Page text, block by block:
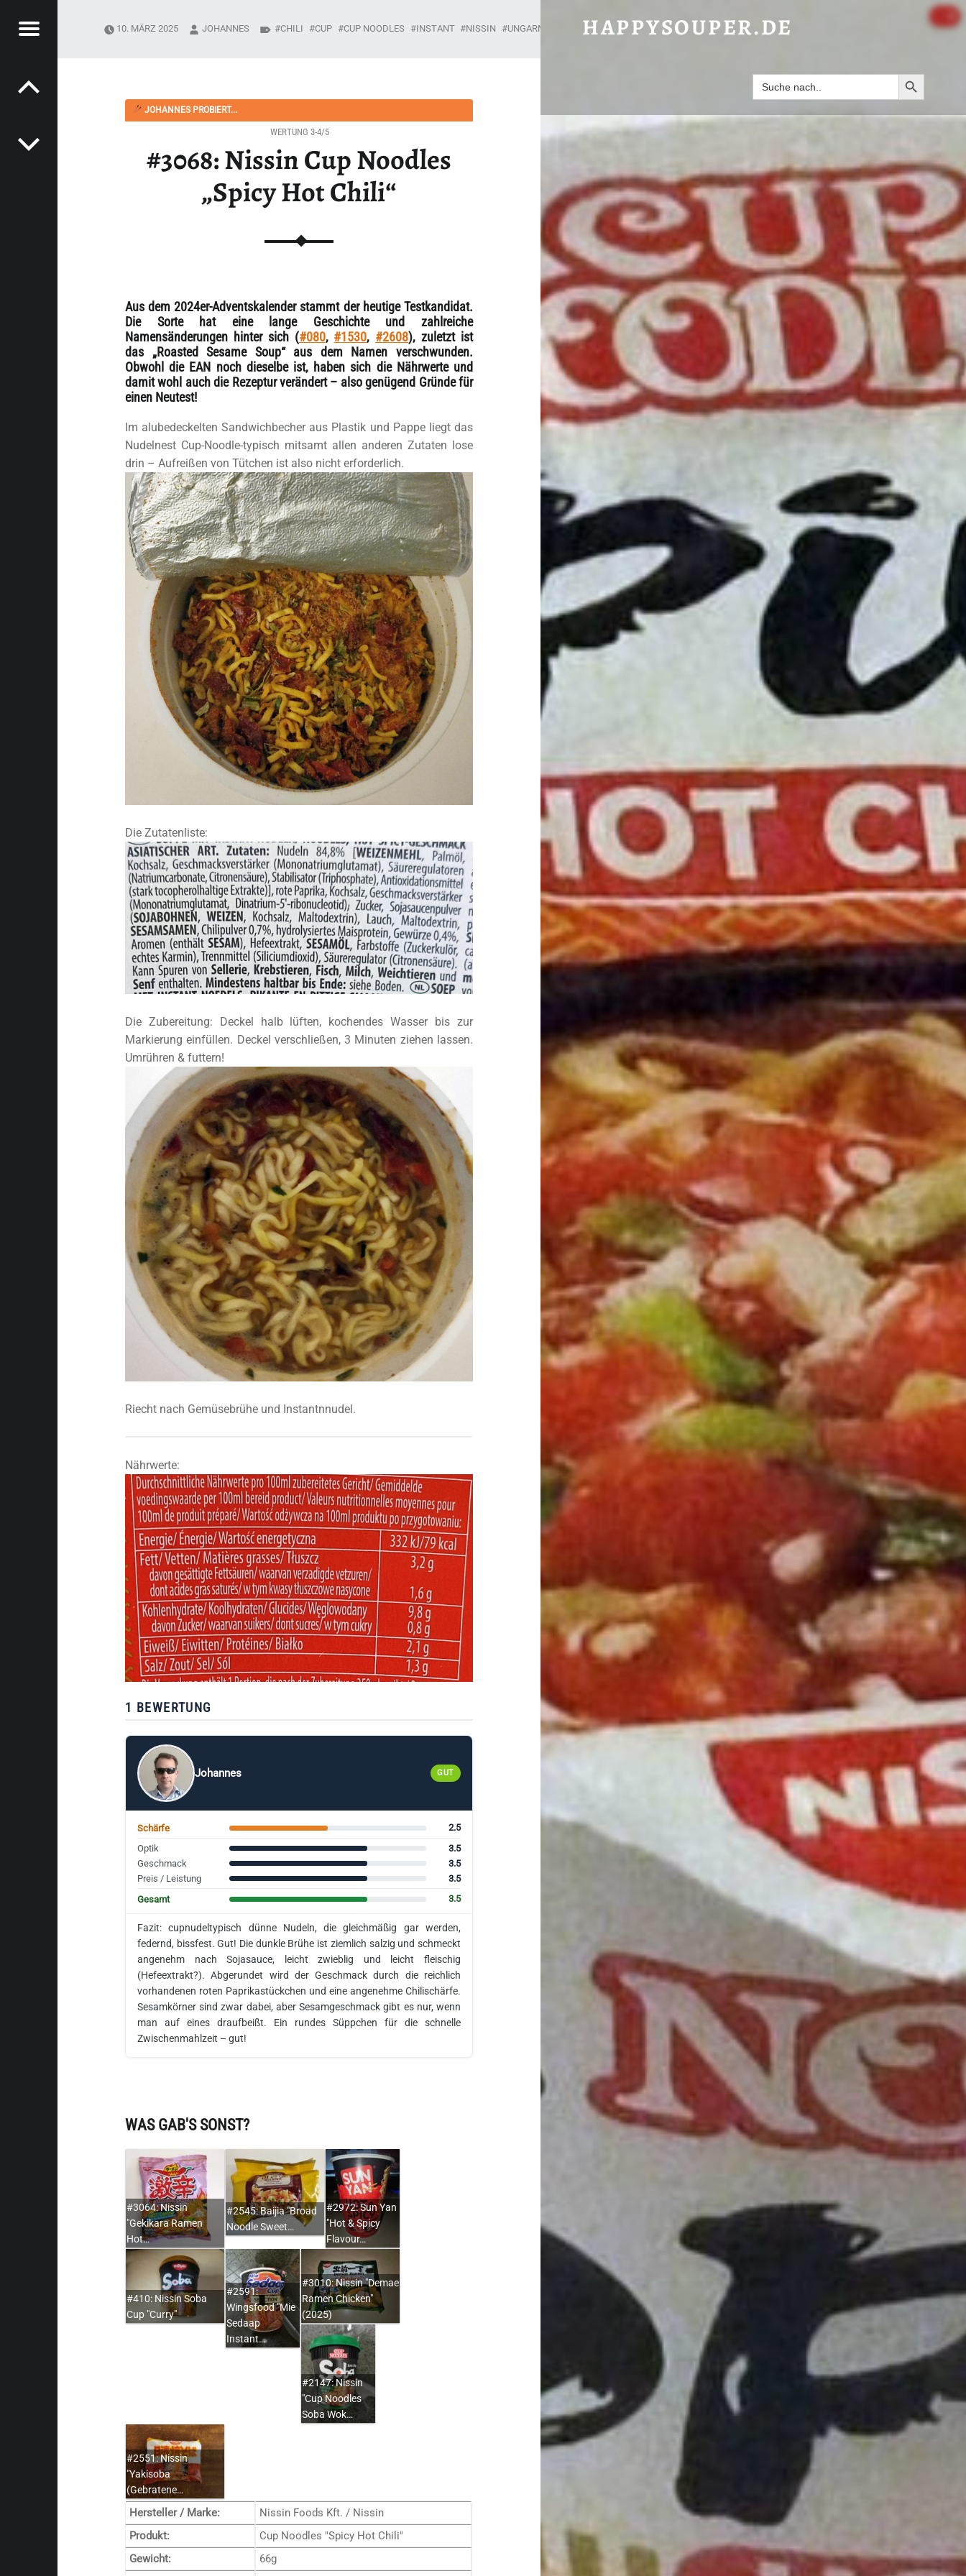
HAPPYSOUPER.DE
Menü
Search
for:
Search
JOHANNES PROBIERT...
#3068: Nissin Cup Noodles
„Spicy Hot Chili“
WERTUNG 3-4/5
Aus dem 2024er-Adventskalender stammt der heutige Testkandidat.
Die Sorte hat eine lange Geschichte und zahlreiche
Namensänderungen hinter sich (#080, #1530, #2608), zuletzt ist
das „Roasted Sesame Soup“ aus dem Namen verschwunden.
Obwohl die EAN noch dieselbe ist, haben sich die Nährwerte und
damit wohl auch die Rezeptur verändert – also genügend Gründe für
einen Neutest!
Im alubedeckelten Sandwichbecher aus Plastik und Pappe liegt das
Nudelnest Cup-Noodle-typisch mitsamt allen anderen Zutaten lose
drin – Aufreißen von Tütchen ist also nicht erforderlich.
Die Zutatenliste:
Die Zubereitung: Deckel halb lüften, kochendes Wasser bis zur
Markierung einfüllen. Deckel verschließen, 3 Minuten ziehen lassen.
Umrühren & futtern!
Riecht nach Gemüsebrühe und Instantnnudel.
Nährwerte:
1 BEWERTUNG
Johannes GUT
Schärfe
2.5
Optik
3.5
Geschmack
3.5
Preis / Leistung
3.5
Gesamt
3.5
Fazit: cupnudeltypisch dünne Nudeln, die gleichmäßig gar werden,
federnd, bissfest. Gut! Die dunkle Brühe ist ziemlich salzig und schmeckt
angenehm nach Sojasauce, leicht zwieblig und leicht fleischig
(Hefeextrakt?). Abgerundet wird der Geschmack durch die reichlich
vorhandenen roten Paprikastückchen und eine angenehme Chilischärfe.
Sesamkörner sind zwar dabei, aber Sesamgeschmack gibt es nur, wenn
man auf eines draufbeißt. Ein rundes Süppchen für die schnelle
Zwischenmahlzeit – gut!
WAS GAB'S SONST?
#3064: Nissin
"Gekikara Ramen
Hot…
#2545: Baijia "Broad
Noodle Sweet…
#2972: Sun Yan
"Hot & Spicy
Flavour…
#410: Nissin Soba
Cup "Curry"
#2591:
Wingsfood "Mie
Sedaap
Instant…
#3010: Nissin "Demae
Ramen Chicken"
(2025)
#2147: Nissin
"Cup Noodles
Soba Wok…
#2551: Nissin
"Yakisoba
(Gebratene…
Hersteller / Marke:
Nissin Foods Kft. / Nissin
Produkt:
Cup Noodles "Spicy Hot Chili"
Gewicht:
66g
10. MÄRZ 2025 JOHANNES CHILI CUP CUP NOODLES INSTANT NISSIN UNGARN